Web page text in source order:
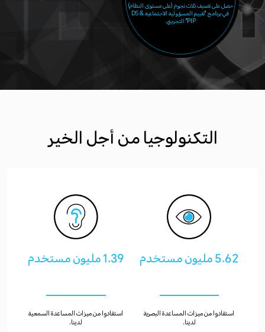
حصل على تصنيف ثلاث نجوم (على مستوى النظام)
في برنامج "تقييم المسؤولية الاجتماعية DS &
PIP" التجريبي.
التكنولوجيا من أجل الخير
5.62 مليون مستخدم
استفادوا من ميزات المساعدة البصرية
لدينا.
1.39 مليون مستخدم
استفادوا من ميزات المساعدة السمعية
لدينا.